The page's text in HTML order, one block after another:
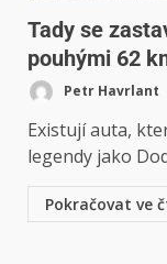
Tady se
pouhými 62
Petr Havrlant
Existují auta,
legendy jako
Pokračovat ve